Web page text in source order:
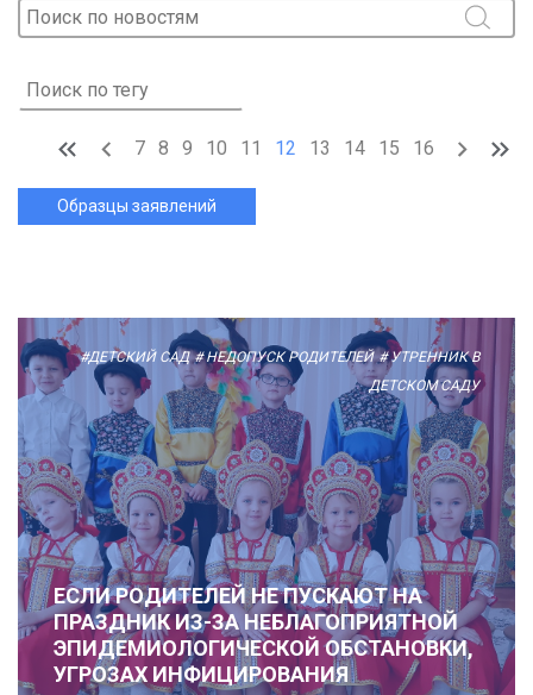
7 8 9 10 11 12 13 14 15 16
Образцы заявлений
#ДЕТСКИЙ САД # НЕДОПУСК РОДИТЕЛЕЙ # УТРЕННИК В
ДЕТСКОМ САДУ
ЕСЛИ РОДИТЕЛЕЙ НЕ ПУСКАЮТ НА
ПРАЗДНИК ИЗ-ЗА НЕБЛАГОПРИЯТНОЙ
ЭПИДЕМИОЛОГИЧЕСКОЙ ОБСТАНОВКИ,
УГРОЗАХ ИНФИЦИРОВАНИЯ